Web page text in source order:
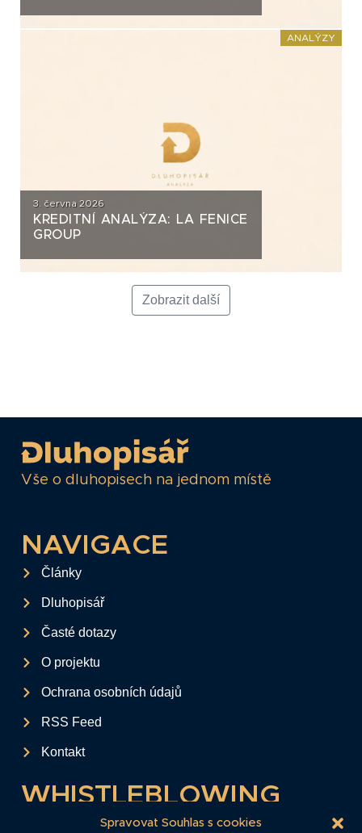
Spravovat Souhlas s cookies
ANALÝZY
3. června 2026
KREDITNÍ ANALÝZA: LA FENICE
GROUP
Zobrazit další
Vše o dluhopisech na jednom místě
NAVIGACE
Články
Dluhopisář
Časté dotazy
O projektu
Ochrana osobních údajů
RSS Feed
Kontakt
WHISTLEBLOWING
Tento formulář slouží k anonymnímu zaslání